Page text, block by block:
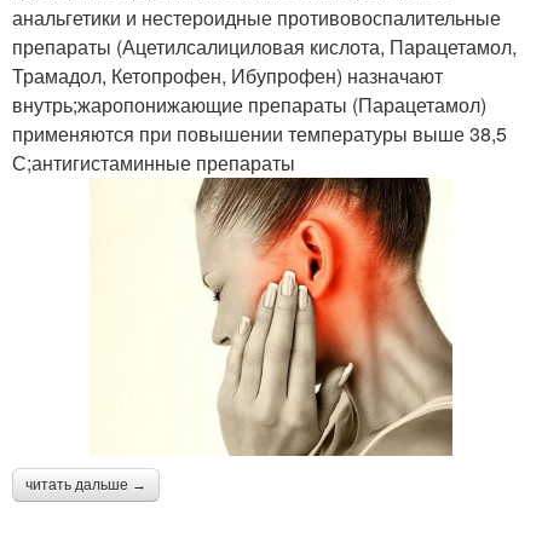
анальгетики и нестероидные противовоспалительные
препараты (Ацетилсалициловая кислота, Парацетамол,
Трамадол, Кетопрофен, Ибупрофен) назначают
внутрь;жаропонижающие препараты (Парацетамол)
применяются при повышении температуры выше 38,5
С;антигистаминные препараты
читать дальше →